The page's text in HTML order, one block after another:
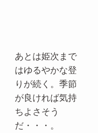
あとは姫次まで
はゆるやかな登
りが続く。季節
が良ければ気持
ちよさそう
だ・・・。